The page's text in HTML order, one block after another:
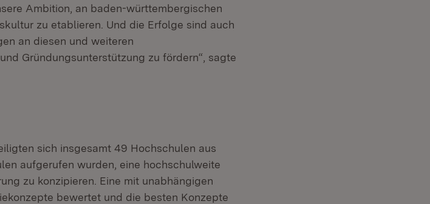
Ambition, an baden-württembergischen
zu etablieren. Und die Erfolge sind auch
an diesen und weiteren
Gründungsunterstützung zu fördern“, sagte
sich insgesamt 49 Hochschulen aus
aufgerufen wurden, eine hochschulweite
zu konzipieren. Eine mit unabhängigen
bewertet und die besten Konzepte